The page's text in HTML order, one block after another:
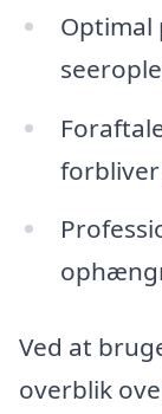
Optimal
Ved at
overblik